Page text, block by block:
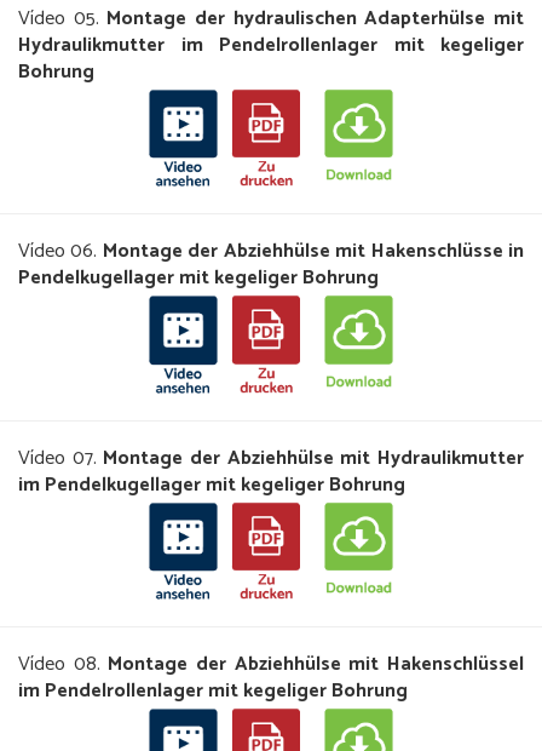
Vídeo 05. Montage der hydraulischen Adapterhülse mit
Hydraulikmutter im Pendelrollenlager mit kegeliger
Bohrung
Vídeo 06. Montage der Abziehhülse mit Hakenschlüsse in
Pendelkugellager mit kegeliger Bohrung
Vídeo 07. Montage der Abziehhülse mit Hydraulikmutter
im Pendelkugellager mit kegeliger Bohrung
Vídeo 08. Montage der Abziehhülse mit Hakenschlüssel
im Pendelrollenlager mit kegeliger Bohrung